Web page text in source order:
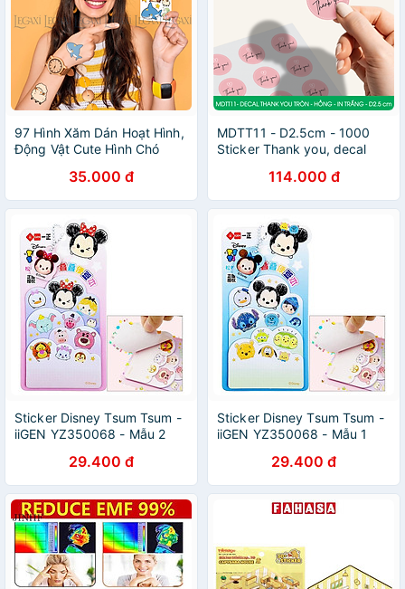
97 Hình Xăm Dán Hoạt Hình,
Động Vật Cute Hình Chó
Gà Vịt Heo Cute Cho Bé
35.000 đ
MDTT11 - D2.5cm - 1000
Sticker Thank you, decal
carton, tem cám ơn, nhãn
dán cảm ơn trang trí gói
hàng
114.000 đ
Sticker Disney Tsum Tsum -
iiGEN YZ350068 - Mẫu 2
29.400 đ
Sticker Disney Tsum Tsum -
iiGEN YZ350068 - Mẫu 1
29.400 đ